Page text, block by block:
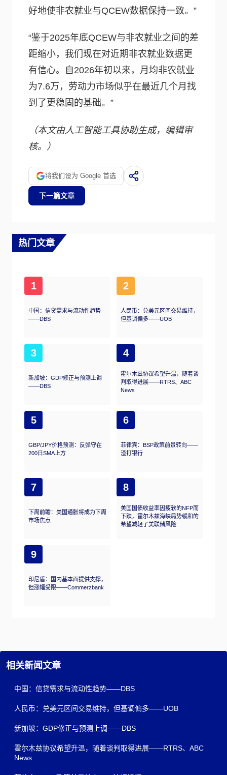
好地使非农就业与QCEW数据保持一致。”
“鉴于2025年底QCEW与非农就业之间的差
距缩小，我们现在对近期非农就业数据更
有信心。自2026年初以来，月均非农就业
为7.6万，劳动力市场似乎在最近几个月找
到了更稳固的基础。”
（本文由人工智能工具协助生成，编辑审
核。）
将我们设为 Google 首选
下一篇文章
热门文章
1
中国：信贷需求与流动性趋势
——DBS
2
人民币：兑美元区间交易维持，
但基调偏多——UOB
3
新加坡：GDP修正与预测上调
——DBS
4
霍尔木兹协议希望升温，随着谈
判取得进展——RTRS、ABC
News
5
GBP/JPY价格预测：反弹守在
200日SMA上方
6
菲律宾：BSP政策前景转向——
渣打银行
7
下周前瞻：美国通胀将成为下周
市场焦点
8
美国国债收益率因疲软的NFP而
下跌，霍尔木兹海峡局势缓和的
希望减轻了美联储风险
9
印尼盾：国内基本面提供支撑，
但涨幅受限——Commerzbank
相关新闻文章
中国：信贷需求与流动性趋势——DBS
人民币：兑美元区间交易维持，但基调偏多——UOB
新加坡：GDP修正与预测上调——DBS
霍尔木兹协议希望升温，随着谈判取得进展——RTRS、ABC
News